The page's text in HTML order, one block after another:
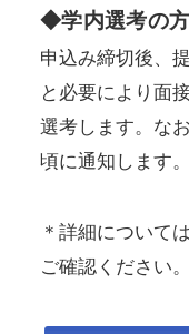
◆学内選考の
申込み締切後、
と必要により面
選考します。な
頃に通知します。
＊詳細について
ご確認ください。